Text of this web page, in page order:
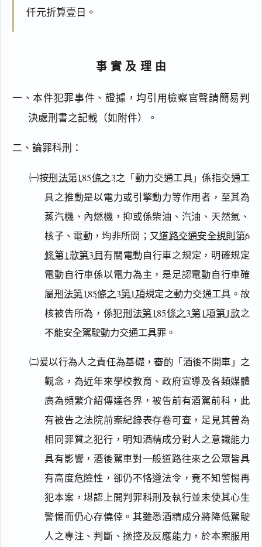
仟元折算壹日。
事實及理由
一、本件犯罪事件、證據，均引用檢察官聲請簡易判
決處刑書之記載（如附件）。
二、論罪科刑：
㈠按刑法第185條之3之「動力交通工具」係指交通工
具之推動是以電力或引擎動力等作用者，至其為
蒸汽機、內燃機，抑或係柴油、汽油、天然氣、
核子、電動，均非所問；又道路交通安全規則第6
條第1款第3目有關電動自行車之規定，明確規定
電動自行車係以電力為主，是足認電動自行車確
屬刑法第185條之3第1項規定之動力交通工具。故
核被告所為，係犯刑法第185條之3第1項第1款之
不能安全駕駛動力交通工具罪。
㈡爰以行為人之責任為基礎，審酌「酒後不開車」之
觀念，為近年來學校教育、政府宣導及各類媒體
廣為頻繁介紹傳達各界，被告前有酒駕前科，此
有被告之法院前案紀錄表存卷可查，足見其曾為
相同罪質之犯行，明知酒精成分對人之意識能力
具有影響，酒後駕車對一般道路往來之公眾皆具
有高度危險性，卻仍不恪遵法令，竟不知警惕再
犯本案，堪認上開判罪科刑及執行並未使其心生
警惕而仍心存僥倖。其雖悉酒精成分將降低駕駛
人之專注、判斷、操控及反應能力，於本案服用